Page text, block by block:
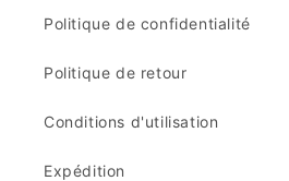
Politique de confidentialité
Politique de retour
Conditions d'utilisation
Expédition